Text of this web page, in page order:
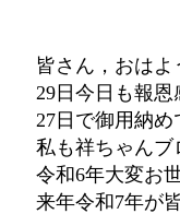
皆さん，おは
29日今日も報
27日で御用納め
私も祥ちゃんブ
令和6年大変お
来年令和7年が